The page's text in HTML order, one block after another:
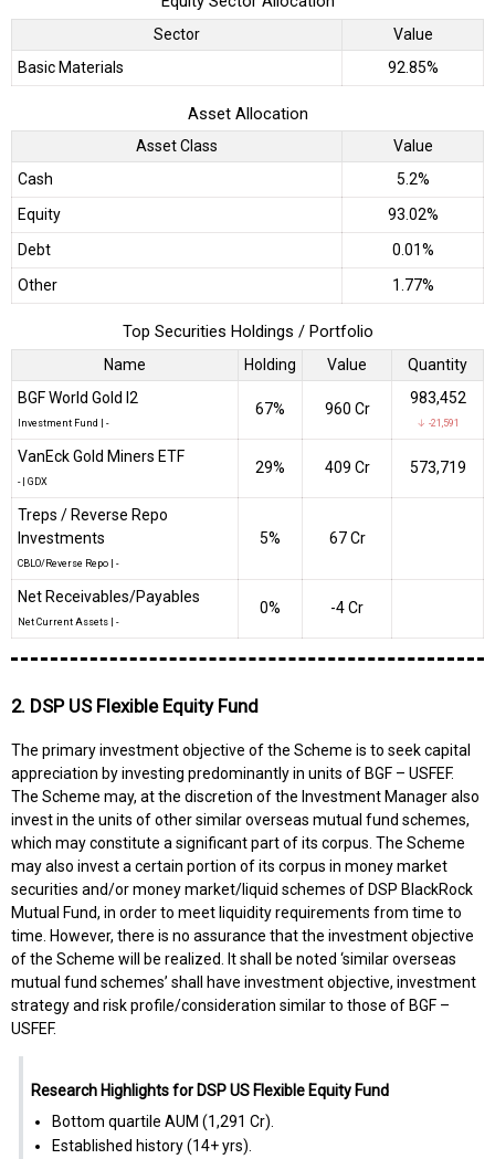
Sector
Value
Basic Materials
92.85%
Asset Allocation
Asset Class
Value
Cash
5.2%
Equity
93.02%
Debt
0.01%
Other
1.77%
Top Securities Holdings / Portfolio
Name Holding Value
Quantity
BGF World Gold I2
Investment Fund -
67% ₹960 Cr
983,452
↓ -21,591
VanEck Gold Miners ETF
-| GDX
29% ₹409 Cr 573,719
Treps / Reverse Repo
Investments
CBLO/Reverse Repo -
5% ₹67 Cr
Net Receivables/Payables
Net Current Assets -
0% -₹4 Cr
2. DSP US Flexible Equity Fund
The primary investment objective of the Scheme is to seek capital
appreciation by investing predominantly in units of BGF – USFEF.
The Scheme may, at the discretion of the Investment Manager also
invest in the units of other similar overseas mutual fund schemes,
which may constitute a significant part of its corpus. The Scheme
may also invest a certain portion of its corpus in money market
securities and/or money market/liquid schemes of DSP BlackRock
Mutual Fund, in order to meet liquidity requirements from time to
time. However, there is no assurance that the investment objective
of the Scheme will be realized. It shall be noted ‘similar overseas
mutual fund schemes’ shall have investment objective, investment
strategy and risk profile/consideration similar to those of BGF –
USFEF.
Research Highlights for DSP US Flexible Equity Fund
Bottom quartile AUM (₹1,291 Cr).
Established history (14+ yrs).